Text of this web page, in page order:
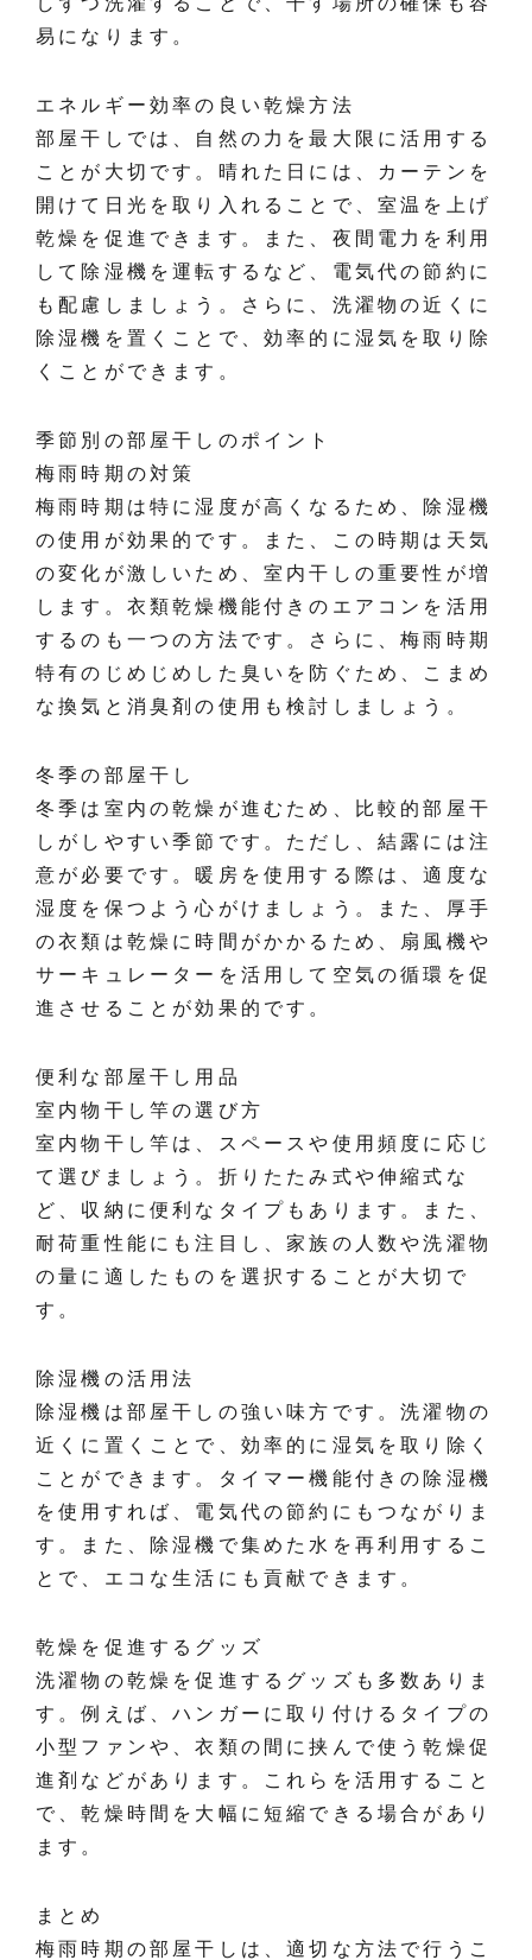
易になります。
エネルギー効率の良い乾燥方法
部屋干しでは、自然の力を最大限に活用する
ことが大切です。晴れた日には、カーテンを
開けて日光を取り入れることで、室温を上げ
乾燥を促進できます。また、夜間電力を利用
して除湿機を運転するなど、電気代の節約に
も配慮しましょう。さらに、洗濯物の近くに
除湿機を置くことで、効率的に湿気を取り除
くことができます。
季節別の部屋干しのポイント
梅雨時期の対策
梅雨時期は特に湿度が高くなるため、除湿機
の使用が効果的です。また、この時期は天気
の変化が激しいため、室内干しの重要性が増
します。衣類乾燥機能付きのエアコンを活用
するのも一つの方法です。さらに、梅雨時期
特有のじめじめした臭いを防ぐため、こまめ
な換気と消臭剤の使用も検討しましょう。
冬季の部屋干し
冬季は室内の乾燥が進むため、比較的部屋干
しがしやすい季節です。ただし、結露には注
意が必要です。暖房を使用する際は、適度な
湿度を保つよう心がけましょう。また、厚手
の衣類は乾燥に時間がかかるため、扇風機や
サーキュレーターを活用して空気の循環を促
進させることが効果的です。
便利な部屋干し用品
室内物干し竿の選び方
室内物干し竿は、スペースや使用頻度に応じ
て選びましょう。折りたたみ式や伸縮式な
ど、収納に便利なタイプもあります。また、
耐荷重性能にも注目し、家族の人数や洗濯物
の量に適したものを選択することが大切で
す。
除湿機の活用法
除湿機は部屋干しの強い味方です。洗濯物の
近くに置くことで、効率的に湿気を取り除く
ことができます。タイマー機能付きの除湿機
を使用すれば、電気代の節約にもつながりま
す。また、除湿機で集めた水を再利用するこ
とで、エコな生活にも貢献できます。
乾燥を促進するグッズ
洗濯物の乾燥を促進するグッズも多数ありま
す。例えば、ハンガーに取り付けるタイプの
小型ファンや、衣類の間に挟んで使う乾燥促
進剤などがあります。これらを活用すること
で、乾燥時間を大幅に短縮できる場合があり
ます。
まとめ
梅雨時期の部屋干しは、適切な方法で行うこ